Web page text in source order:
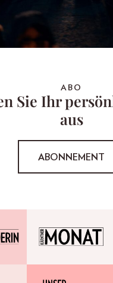
ABO
Sie Ihr
aus
ABONNEMENT